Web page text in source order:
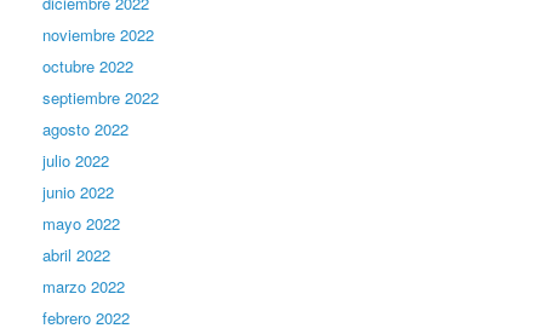
noviembre 2022
octubre 2022
septiembre 2022
agosto 2022
julio 2022
junio 2022
mayo 2022
abril 2022
marzo 2022
febrero 2022